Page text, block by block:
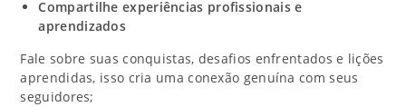
Compartilhe experiências profissionais e
aprendizados
Fale sobre suas conquistas, desafios enfrentados e lições
aprendidas, isso cria uma conexão genuína com seus
seguidores;